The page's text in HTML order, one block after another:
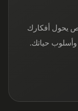
يحول أفكارك
حياتك.